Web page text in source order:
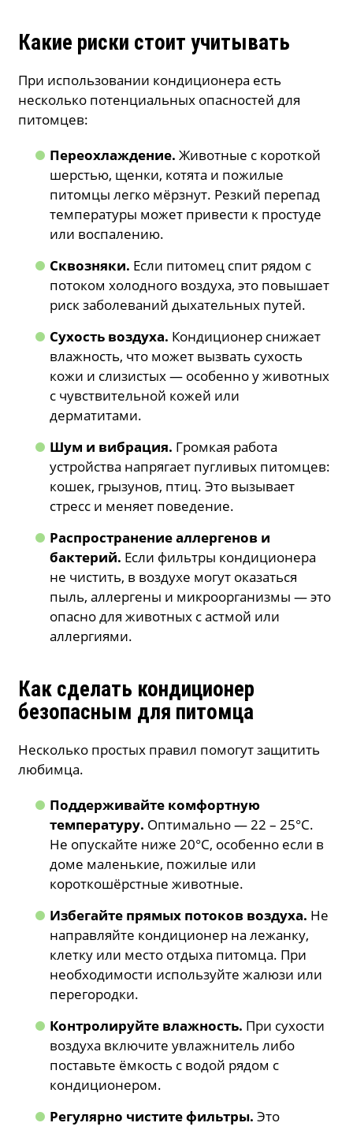
Какие риски стоит учитывать
При использовании кондиционера есть
несколько потенциальных опасностей для
питомцев:
Переохлаждение. Животные с короткой
шерстью, щенки, котята и пожилые
питомцы легко мёрзнут. Резкий перепад
температуры может привести к простуде
или воспалению.
Сквозняки. Если питомец спит рядом с
потоком холодного воздуха, это повышает
риск заболеваний дыхательных путей.
Сухость воздуха. Кондиционер снижает
влажность, что может вызвать сухость
кожи и слизистых — особенно у животных
с чувствительной кожей или
дерматитами.
Шум и вибрация. Громкая работа
устройства напрягает пугливых питомцев:
кошек, грызунов, птиц. Это вызывает
стресс и меняет поведение.
Распространение аллергенов и
бактерий. Если фильтры кондиционера
не чистить, в воздухе могут оказаться
пыль, аллергены и микроорганизмы — это
опасно для животных с астмой или
аллергиями.
Как сделать кондиционер
безопасным для питомца
Несколько простых правил помогут защитить
любимца.
Поддерживайте комфортную
температуру. Оптимально — 22 – 25°C.
Не опускайте ниже 20°C, особенно если в
доме маленькие, пожилые или
короткошёрстные животные.
Избегайте прямых потоков воздуха. Не
направляйте кондиционер на лежанку,
клетку или место отдыха питомца. При
необходимости используйте жалюзи или
перегородки.
Контролируйте влажность. При сухости
воздуха включите увлажнитель либо
поставьте ёмкость с водой рядом с
кондиционером.
Регулярно чистите фильтры. Это